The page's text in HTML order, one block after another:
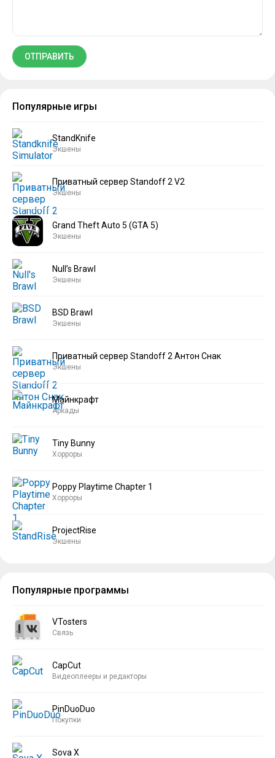
Популярные игры
StandKnife
Экшены
Приватный сервер Standoff 2 V2
Экшены
Grand Theft Auto 5 (GTA 5)
Экшены
Null’s Brawl
Экшены
BSD Brawl
Экшены
Приватный сервер Standoff 2 Антон Снак
Экшены
Майнкрафт
Аркады
Tiny Bunny
Хорроры
Poppy Playtime Chapter 1
Хорроры
ProjectRise
Экшены
Популярные программы
VTosters
Связь
CapCut
Видеоплееры и редакторы
PinDuoDuo
Покупки
Sova X